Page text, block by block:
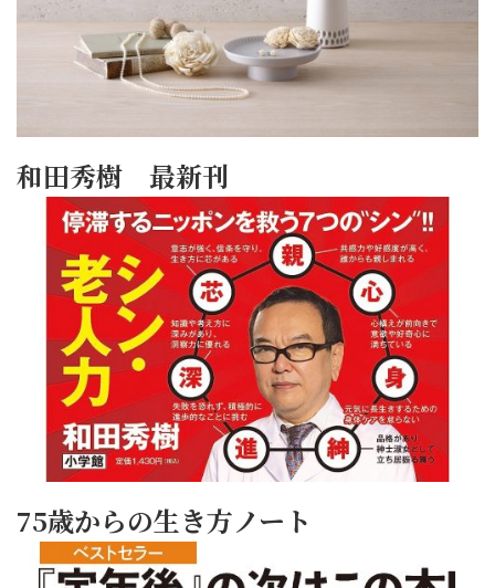
和田秀樹 最新刊
75歳からの生き方ノート